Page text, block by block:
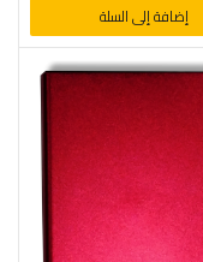
إضافة إلى السلة